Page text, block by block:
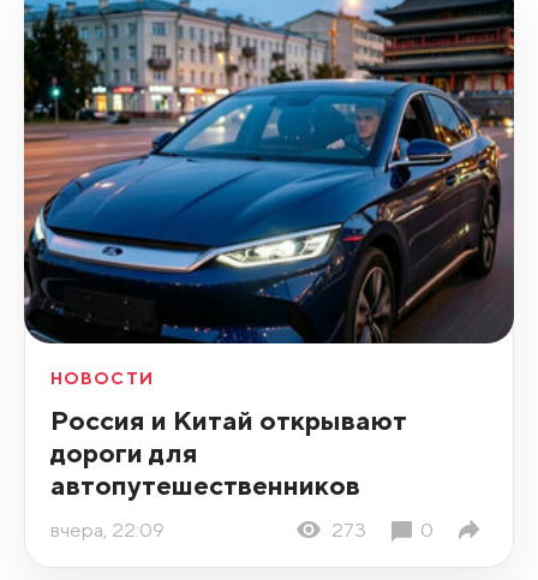
НОВОСТИ
Россия и Китай открывают
дороги для
автопутешественников
вчера, 22:09 273 0